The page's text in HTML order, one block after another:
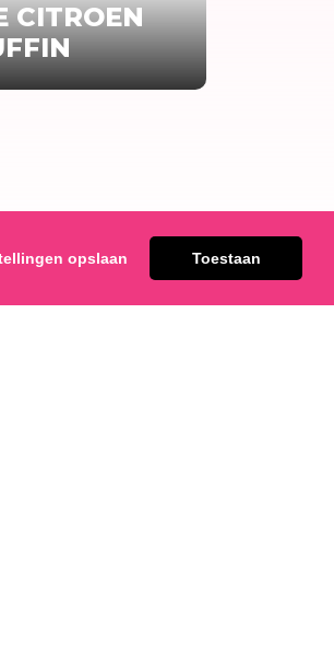
CITROEN
opslaan Toestaan